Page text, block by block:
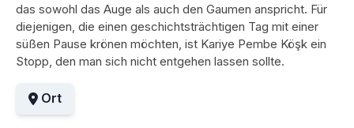
das sowohl das Auge als auch den Gaumen anspricht. Für
diejenigen, die einen geschichtsträchtigen Tag mit einer
süßen Pause krönen möchten, ist Kariye Pembe Köşk ein
Stopp, den man sich nicht entgehen lassen sollte.
Ort